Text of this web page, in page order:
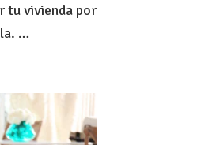
tu vivienda por
…